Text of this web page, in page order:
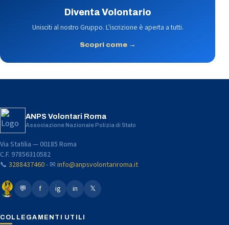
Diventa Volontario
Unisciti al nostro Gruppo. L'iscrizione è aperta a tutti.
Scopri come →
ANPS Volontari Roma
Associazione Nazionale Polizia di Stato
Via Statilia — 00185 Roma
C.F. 97856310582
📞 3288437460- ✉ info@anpsvolontariroma.it
💬 f ig in 𝕏
COLLEGAMENTI UTILI